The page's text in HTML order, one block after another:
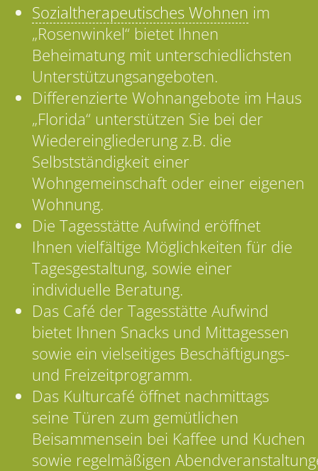
Sozialtherapeutisches Wohnen im
„Rosenwinkel“ bietet Ihnen
Beheimatung mit unterschiedlichsten
Unterstützungsangeboten.
Differenzierte Wohnangebote im Haus
„Florida“ unterstützen Sie bei der
Wiedereingliederung z.B. die
Selbstständigkeit einer
Wohngemeinschaft oder einer eigenen
Wohnung.
Die Tagesstätte Aufwind eröffnet
Ihnen vielfältige Möglichkeiten für die
Tagesgestaltung, sowie einer
individuelle Beratung.
Das Café der Tagesstätte Aufwind
bietet Ihnen Snacks und Mittagessen
sowie ein vielseitiges Beschäftigungs-
und Freizeitprogramm.
Das Kulturcafé öffnet nachmittags
seine Türen zum gemütlichen
Beisammensein bei Kaffee und Kuchen
sowie regelmäßigen